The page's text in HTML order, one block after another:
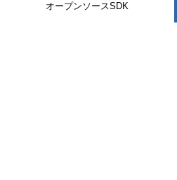
オープンソースSDK